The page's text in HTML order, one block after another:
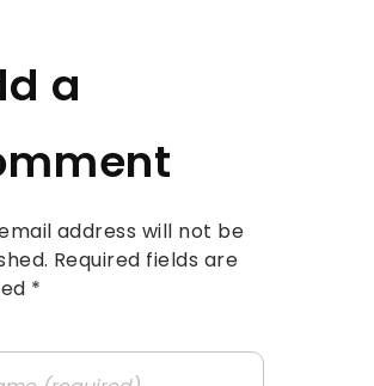
a
address will not be
Required fields are
*